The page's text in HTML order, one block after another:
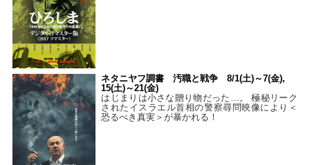
ネタニヤフ調書 汚職と戦争 8/1(土)～7(金),
15(土)～21(金)
はじまりは小さな贈り物だった…。 極秘リーク
されたイスラエル首相の警察尋問映像により＜
恐るべき真実＞が暴かれる！